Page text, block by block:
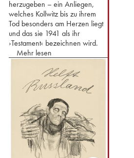
herzugeben – ein Anliegen,
welches Kollwitz bis zu ihrem
Tod besonders am Herzen liegt
und das sie 1941 als ihr
›Testament‹ bezeichnen wird.
Mehr lesen